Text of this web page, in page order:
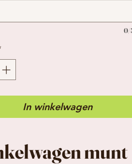
0/
In winkelwagen
munt